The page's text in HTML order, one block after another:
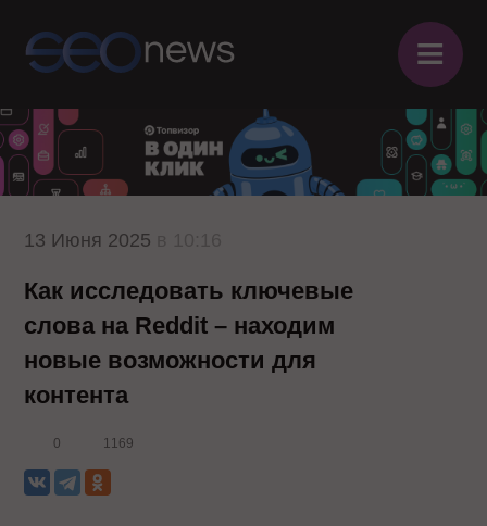
≡
13 Июня 2025
Как исследовать ключевые
слова на Reddit – находим
новые возможности для
контента
0 1169